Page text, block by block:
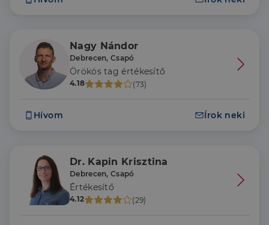
Nagy Nándor
Debrecen, Csapó
Örökös tag értékesítő
4.18 (73)
Hívom Írok neki
Dr. Kapin Krisztina
Debrecen, Csapó
Értékesítő
4.12 (29)